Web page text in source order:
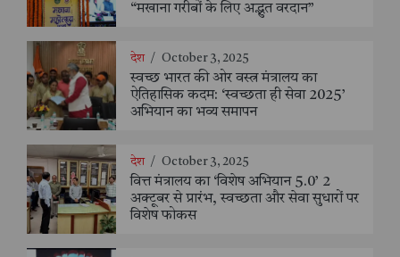
“मखाना गरीबों के लिए अद्भुत वरदान”
देश / October 3, 2025
स्वच्छ भारत की ओर वस्त्र मंत्रालय का
ऐतिहासिक कदम: ‘स्वच्छता ही सेवा 2025’
अभियान का भव्य समापन
देश / October 3, 2025
वित्त मंत्रालय का ‘विशेष अभियान 5.0’ 2
अक्टूबर से प्रारंभ, स्वच्छता और सेवा सुधारों पर
विशेष फोकस